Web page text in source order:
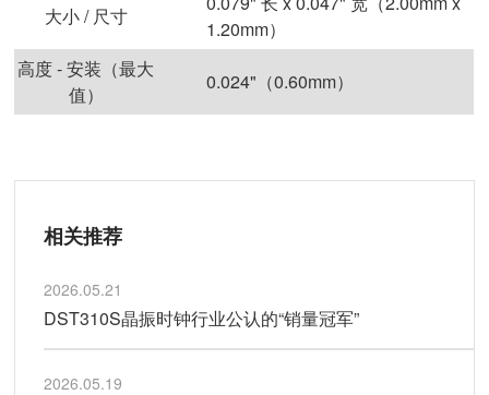
大小 / 尺寸
1.20mm）
高度 - 安装（最大
值）
0.024"（0.60mm）
相关推荐
2026.05.21
DST310S晶振时钟行业公认的“销量冠军”
2026.05.19